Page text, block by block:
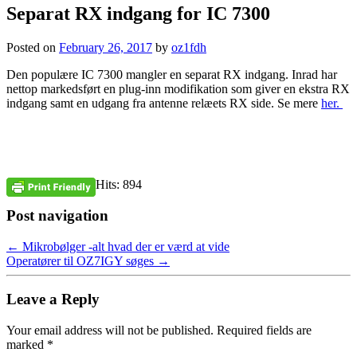
Separat RX indgang for IC 7300
Posted on February 26, 2017 by oz1fdh
Den populære IC 7300 mangler en separat RX indgang. Inrad har
nettop markedsført en plug-inn modifikation som giver en ekstra RX
indgang samt en udgang fra antenne relæets RX side. Se mere her.
Hits: 894
Post navigation
← Mikrobølger -alt hvad der er værd at vide
Operatører til OZ7IGY søges →
Leave a Reply
Your email address will not be published. Required fields are
marked *